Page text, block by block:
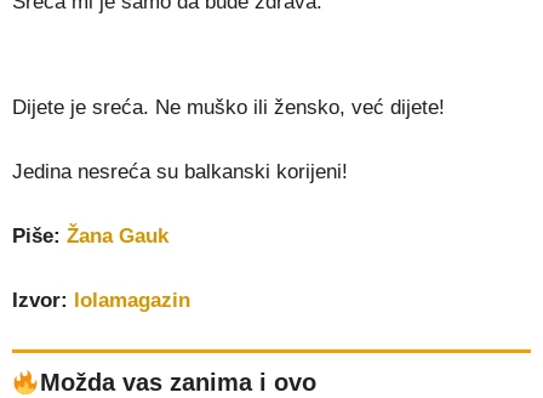
Dijete je sreća. Ne muško ili žensko, već dijete!
Jedina nesreća su balkanski korijeni!
Piše: Žana Gauk
Izvor: lolamagazin
Možda vas zanima i ovo